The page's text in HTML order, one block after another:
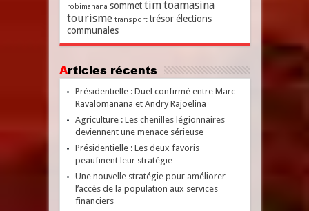
robimanana sommet timtoamasina
tourisme transport trésor élections
communales
Articles récents
Présidentielle : Duel confirmé entre Marc
Ravalomanana et Andry Rajoelina
Agriculture : Les chenilles légionnaires
deviennent une menace sérieuse
Présidentielle : Les deux favoris
peaufinent leur stratégie
Une nouvelle stratégie pour améliorer
l’accès de la population aux services
financiers